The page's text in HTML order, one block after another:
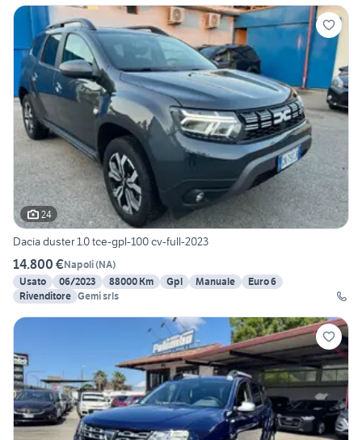
24
Dacia duster 1.0 tce-gpl-100 cv-full-2023
14.800 €Napoli(NA)
Usato
06/2023 88000 Km Gpl Manuale
Euro 6
Rivenditore Gemi srls